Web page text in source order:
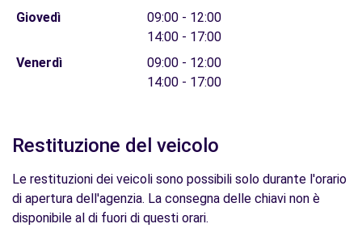
Giovedì
09:00 - 12:00
14:00 - 17:00
Venerdì
09:00 - 12:00
14:00 - 17:00
Restituzione del veicolo
Le restituzioni dei veicoli sono possibili solo durante l'orario
di apertura dell'agenzia. La consegna delle chiavi non è
disponibile al di fuori di questi orari.